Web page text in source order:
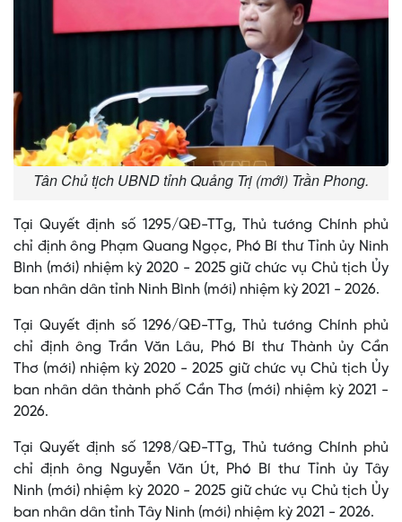
Tân Chủ tịch UBND tỉnh Quảng Trị (mới) Trần Phong.
Tại Quyết định số 1295/QĐ-TTg, Thủ tướng Chính phủ
chỉ định ông Phạm Quang Ngọc, Phó Bí thư Tỉnh ủy Ninh
Bình (mới) nhiệm kỳ 2020 - 2025 giữ chức vụ Chủ tịch Ủy
ban nhân dân tỉnh Ninh Bình (mới) nhiệm kỳ 2021 - 2026.
Tại Quyết định số 1296/QĐ-TTg, Thủ tướng Chính phủ
chỉ định ông Trần Văn Lâu, Phó Bí thư Thành ủy Cần
Thơ (mới) nhiệm kỳ 2020 - 2025 giữ chức vụ Chủ tịch Ủy
ban nhân dân thành phố Cần Thơ (mới) nhiệm kỳ 2021 -
2026.
Tại Quyết định số 1298/QĐ-TTg, Thủ tướng Chính phủ
chỉ định ông Nguyễn Văn Út, Phó Bí thư Tỉnh ủy Tây
Ninh (mới) nhiệm kỳ 2020 - 2025 giữ chức vụ Chủ tịch Ủy
ban nhân dân tỉnh Tây Ninh (mới) nhiệm kỳ 2021 - 2026.